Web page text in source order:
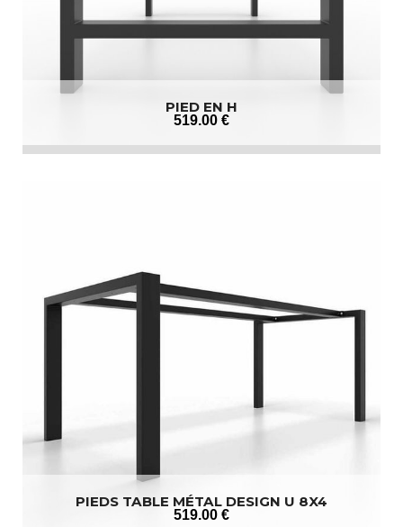
PIED EN H
519.00 €
PIEDS TABLE MÉTAL DESIGN U 8X4
519.00 €